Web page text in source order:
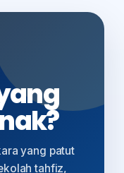
yang patut
tahfiz,